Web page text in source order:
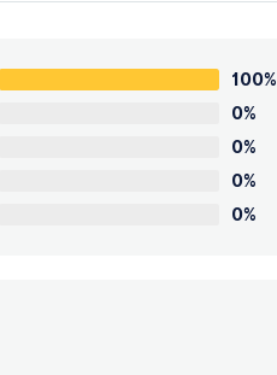
100%
0%
0%
0%
0%